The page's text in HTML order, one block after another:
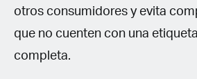
otros consumidores y evita
que no cuenten con una
completa.